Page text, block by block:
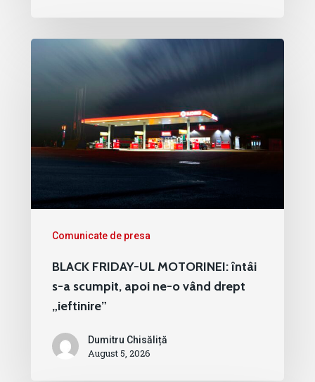
Comunicate de presa
BLACK FRIDAY-UL MOTORINEI: întâi
s-a scumpit, apoi ne-o vând drept
„ieftinire”
Dumitru Chisăliță
August 5, 2026